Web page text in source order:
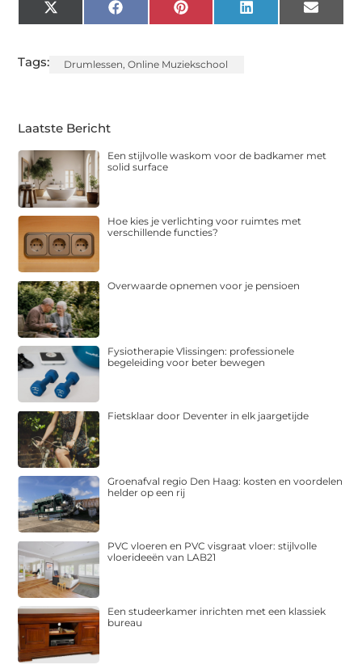
X
(Twitter)
FacebookPinterest LinkedIn Email
Tags: Drumlessen,Online Muziekschool
Laatste Bericht
Een stijlvolle waskom voor de badkamer met
solid surface
Hoe kies je verlichting voor ruimtes met
verschillende functies?
Overwaarde opnemen voor je pensioen
Fysiotherapie Vlissingen: professionele
begeleiding voor beter bewegen
Fietsklaar door Deventer in elk jaargetijde
Groenafval regio Den Haag: kosten en voordelen
helder op een rij
PVC vloeren en PVC visgraat vloer: stijlvolle
vloerideeën van LAB21
Een studeerkamer inrichten met een klassiek
bureau